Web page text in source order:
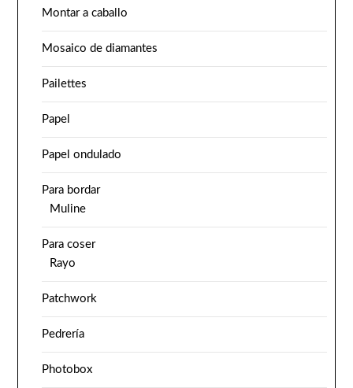
Montar a caballo
Mosaico de diamantes
Pailettes
Papel
Papel ondulado
Para bordar
Muline
Para coser
Rayo
Patchwork
Pedrería
Photobox